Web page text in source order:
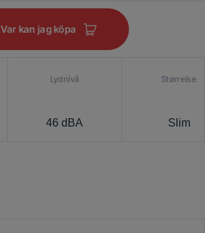
Var kan jag köpa
Lydnivå
46 dBA
Størrelse
Slim